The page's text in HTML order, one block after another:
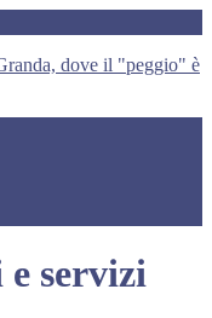
dove il "peggio" è
servizi